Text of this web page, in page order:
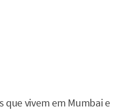
que vivem em Mumbai e